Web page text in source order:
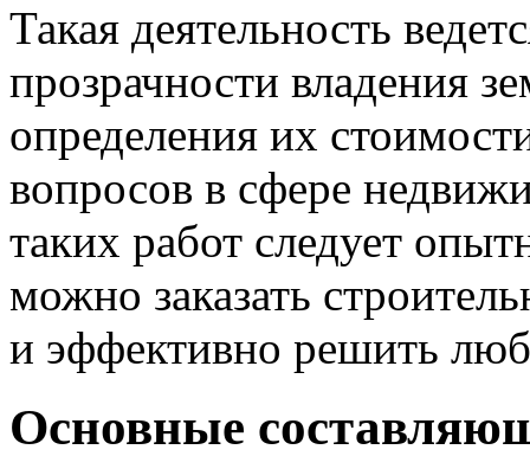
Такая деятельность
прозрачности владения
определения их
вопросов в сфере
таких работ следует
можно заказать
и эффективно решить
Основные